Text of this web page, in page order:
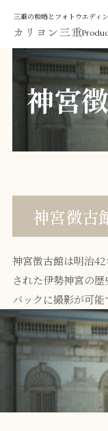
三重の和婚とフォトウエディ
神宮
神宮徴古
神宮徴古館は明治
された伊勢神宮の
バックに撮影が可能